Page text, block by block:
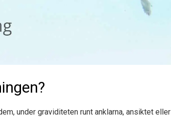
under graviditeten runt anklarna, ansiktet eller